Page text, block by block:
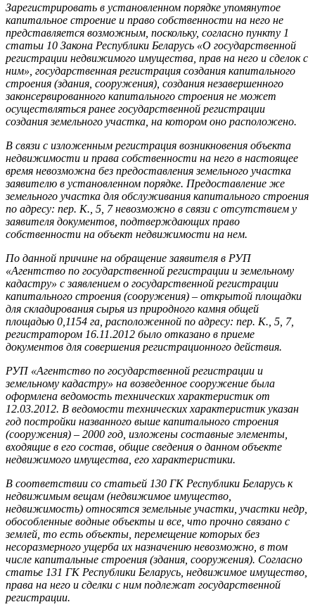
Зарегистрировать в установленном порядке упомянутое
капитальное строение и право собственности на него не
представляется возможным, поскольку, согласно пункту 1
статьи 10 Закона Республики Беларусь «О государственной
регистрации недвижимого имущества, прав на него и сделок с
ним», государственная регистрация создания капитального
строения (здания, сооружения), создания незавершенного
законсервированного капитального строения не может
осуществляться ранее государственной регистрации
создания земельного участка, на котором оно расположено.
В связи с изложенным регистрация возникновения объекта
недвижимости и права собственности на него в настоящее
время невозможна без предоставления земельного участка
заявителю в установленном порядке. Предоставление же
земельного участка для обслуживания капитального строения
по адресу: пер. К., 5, 7 невозможно в связи с отсутствием у
заявителя документов, подтверждающих право
собственности на объект недвижимости на нем.
По данной причине на обращение заявителя в РУП
«Агентство по государственной регистрации и земельному
кадастру» с заявлением о государственной регистрации
капитального строения (сооружения) – открытой площадки
для складирования сырья из природного камня общей
площадью 0,1154 га, расположенной по адресу: пер. К., 5, 7,
регистратором 16.11.2012 было отказано в приеме
документов для совершения регистрационного действия.
РУП «Агентство по государственной регистрации и
земельному кадастру» на возведенное сооружение была
оформлена ведомость технических характеристик от
12.03.2012. В ведомости технических характеристик указан
год постройки названного выше капитального строения
(сооружения) – 2000 год, изложены составные элементы,
входящие в его состав, общие сведения о данном объекте
недвижимого имущества, его характеристики.
В соответствии со статьей 130 ГК Республики Беларусь к
недвижимым вещам (недвижимое имущество,
недвижимость) относятся земельные участки, участки недр,
обособленные водные объекты и все, что прочно связано с
землей, то есть объекты, перемещение которых без
несоразмерного ущерба их назначению невозможно, в том
числе капитальные строения (здания, сооружения). Согласно
статье 131 ГК Республики Беларусь, недвижимое имущество,
права на него и сделки с ним подлежат государственной
регистрации.